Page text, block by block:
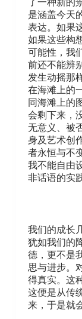
了一种新的
是涵盖今天
表达。如果
如果这些构
可能性，我
前还不能辨
发生动摇那
在海滩上的
同海滩上的
会剩下来，
无意义、被
身及艺术创
者永恒与不
我不能自由
非话语的实
我们的成长
犹如我们的
德，更不是
思与进步。
得真实。这
这便是从传
来，于是就